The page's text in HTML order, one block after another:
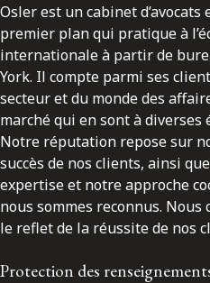
Osler est un cabinet
premier plan qui pratique à
internationale à partir de
York. Il compte parmi ses
secteur et du monde des
marché qui en sont à diverses
Notre réputation repose sur
succès de nos clients, ainsi
expertise et notre approche
nous sommes reconnus. Nous
le reflet de la réussite de nos
Protection des